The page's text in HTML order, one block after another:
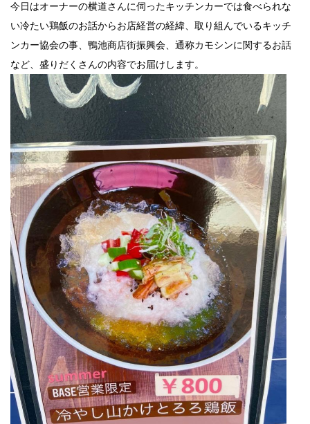
今日はオーナーの横道さんに伺ったキッチンカーでは食べられな
い冷たい鶏飯のお話からお店経営の経緯、取り組んでいるキッチ
ンカー協会の事、鴨池商店街振興会、通称カモシンに関するお話
など、盛りだくさんの内容でお届けします。